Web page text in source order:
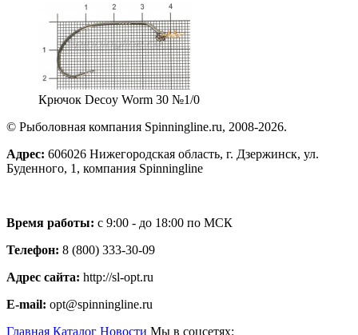
Крючок Decoy Worm 30 №1/0
© Рыболовная компания Spinningline.ru, 2008-2026.
Адрес: 606026 Нижегородская область, г. Дзержинск, ул.
Буденного, 1, компания Spinningline
Время работы: с 9:00 - до 18:00 по МСК
Телефон: 8 (800) 333-30-09
Адрес сайта: http://sl-opt.ru
E-mail: opt@spinningline.ru
Главная Каталог Новости Мы в соцсетях: